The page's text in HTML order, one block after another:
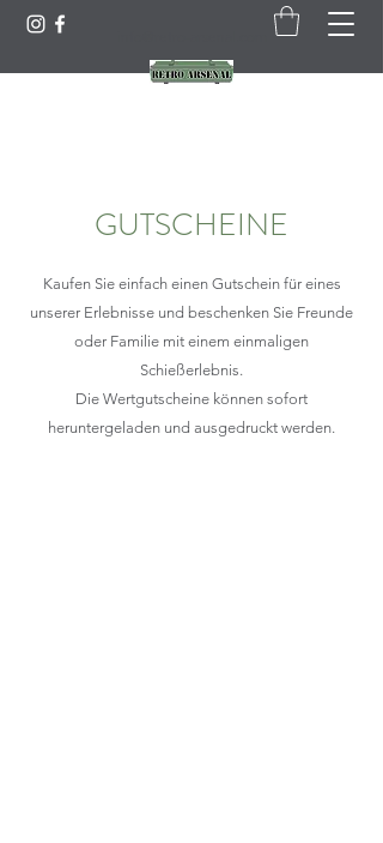
GUTSCHEINE
Kaufen Sie einfach einen Gutschein für eines
unserer Erlebnisse und beschenken Sie Freunde
oder Familie mit einem einmaligen
Schießerlebnis.
Die Wertgutscheine können sofort
heruntergeladen und ausgedruckt werden.